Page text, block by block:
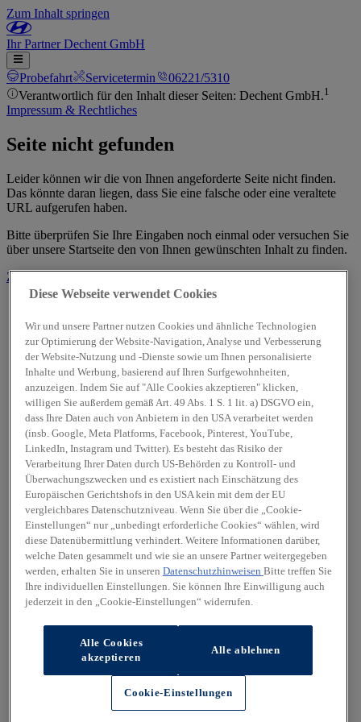
Zum Inhalt springen
IhrPartnerDechent GmbH
Probefahrt Servicetermin
06221/5310
Verantwortlich für den Inhalt dieser Seiten: Dechent GmbH.1
Impressum & Rechtliches
Seite nicht gefunden
Leider können wir die von Ihnen angeforderte Seite nicht finden.
Das könnte daran liegen, dass Sie eine falsche oder eine veraltete
URL aufgerufen haben.
Bitte überprüfen Sie Ihre Eingaben noch einmal oder versuchen Sie
über unsere Startseite den von Ihnen gewünschten Inhalt zu finden.
Zur Startseite
Diese Webseite verwendet Cookies
Wir und unsere Partner nutzen Cookies und ähnliche Technologien
zur Optimierung der Website-Navigation, Analyse und Verbesserung
der Website-Nutzung und -Dienste sowie um Ihnen personalisierte
Inhalte und Werbung, basierend auf Ihren Surfgewohnheiten,
anzuzeigen. Indem Sie auf "Alle Cookies akzeptieren" klicken,
willigen Sie außerdem gemäß Art. 49 Abs. 1 S. 1 lit. a) DSGVO ein,
dass Ihre Daten auch von Anbietern in den USA verarbeitet werden
(insb. Google, Meta Platforms, Facebook, Pinterest, YouTube,
LinkedIn, Instagram und Twitter). Es besteht das Risiko der
Verarbeitung Ihrer Daten durch US-Behörden zu Kontroll- und
Überwachungszwecken und es existiert nach Einschätzung des
Europäischen Gerichtshofs in den USA kein mit dem der EU
vergleichbares Datenschutzniveau. Wenn Sie über die „Cookie-
Einstellungen“ nur „unbedingt erforderliche Cookies“ wählen, wird
diese Datenübermittlung verhindert. Weitere Informationen darüber,
welche Daten gesammelt und wie sie an unsere Partner weitergegeben
werden, erhalten Sie in unseren Datenschutzhinweisen Bitte treffen Sie
Ihre individuellen Einstellungen. Sie können Ihre Einwilligung auch
jederzeit in den „Cookie-Einstellungen“ widerrufen.
Alle Cookies
akzeptieren
Alle ablehnen
Cookie-Einstellungen